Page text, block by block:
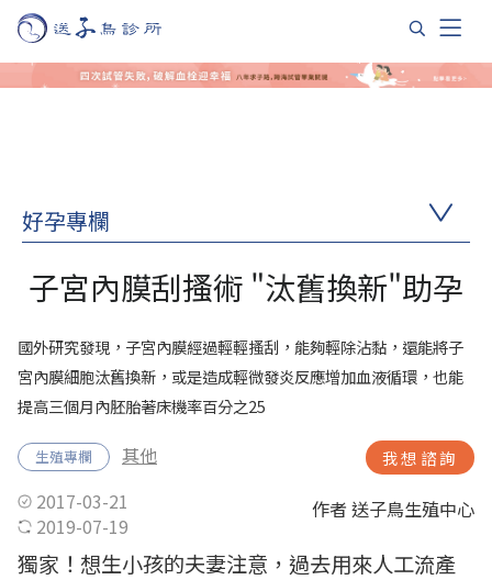
好孕專欄
子宮內膜刮搔術 "汰舊換新"助孕
國外研究發現，子宮內膜經過輕輕搔刮，能夠輕除沾黏，還能將子
宮內膜細胞汰舊換新，或是造成輕微發炎反應增加血液循環，也能
提高三個月內胚胎著床機率百分之25
生殖專欄 其他 我想諮詢
2017-03-21
2019-07-19
作者 送子鳥生殖中心
獨家！想生小孩的夫妻注意，過去用來人工流產